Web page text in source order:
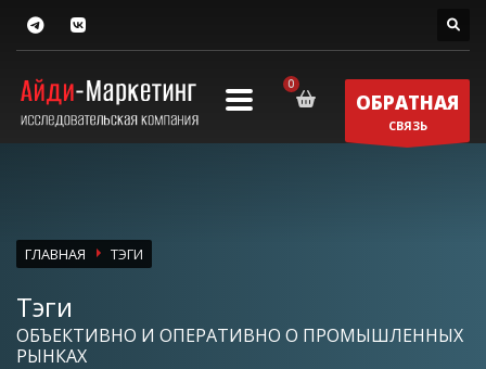
ОБРАТНАЯ
СВЯЗЬ
ГЛАВНАЯ ТЭГИ
Тэги
ОБЪЕКТИВНО И ОПЕРАТИВНО О ПРОМЫШЛЕННЫХ
РЫНКАХ